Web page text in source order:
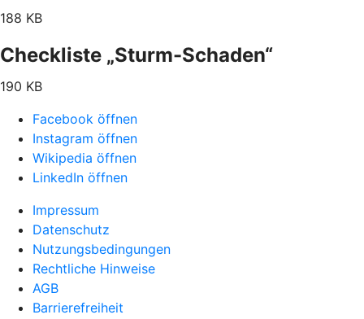
188 KB
Checkliste „Sturm-Schaden“
190 KB
Facebook öffnen
Instagram öffnen
Wikipedia öffnen
LinkedIn öffnen
Impressum
Datenschutz
Nutzungsbedingungen
Rechtliche Hinweise
AGB
Barrierefreiheit